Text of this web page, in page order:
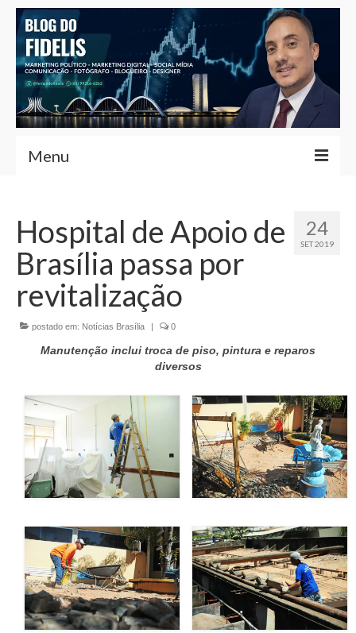
Menu
Fernando Fidelis
Café com Fidelis
Notícias Brasília
Contato
24
SET 2019
Hospital de Apoio de
Brasília passa por
revitalização
postado em: Notícias Brasília | 0
Manutenção inclui troca de piso, pintura e reparos
diversos